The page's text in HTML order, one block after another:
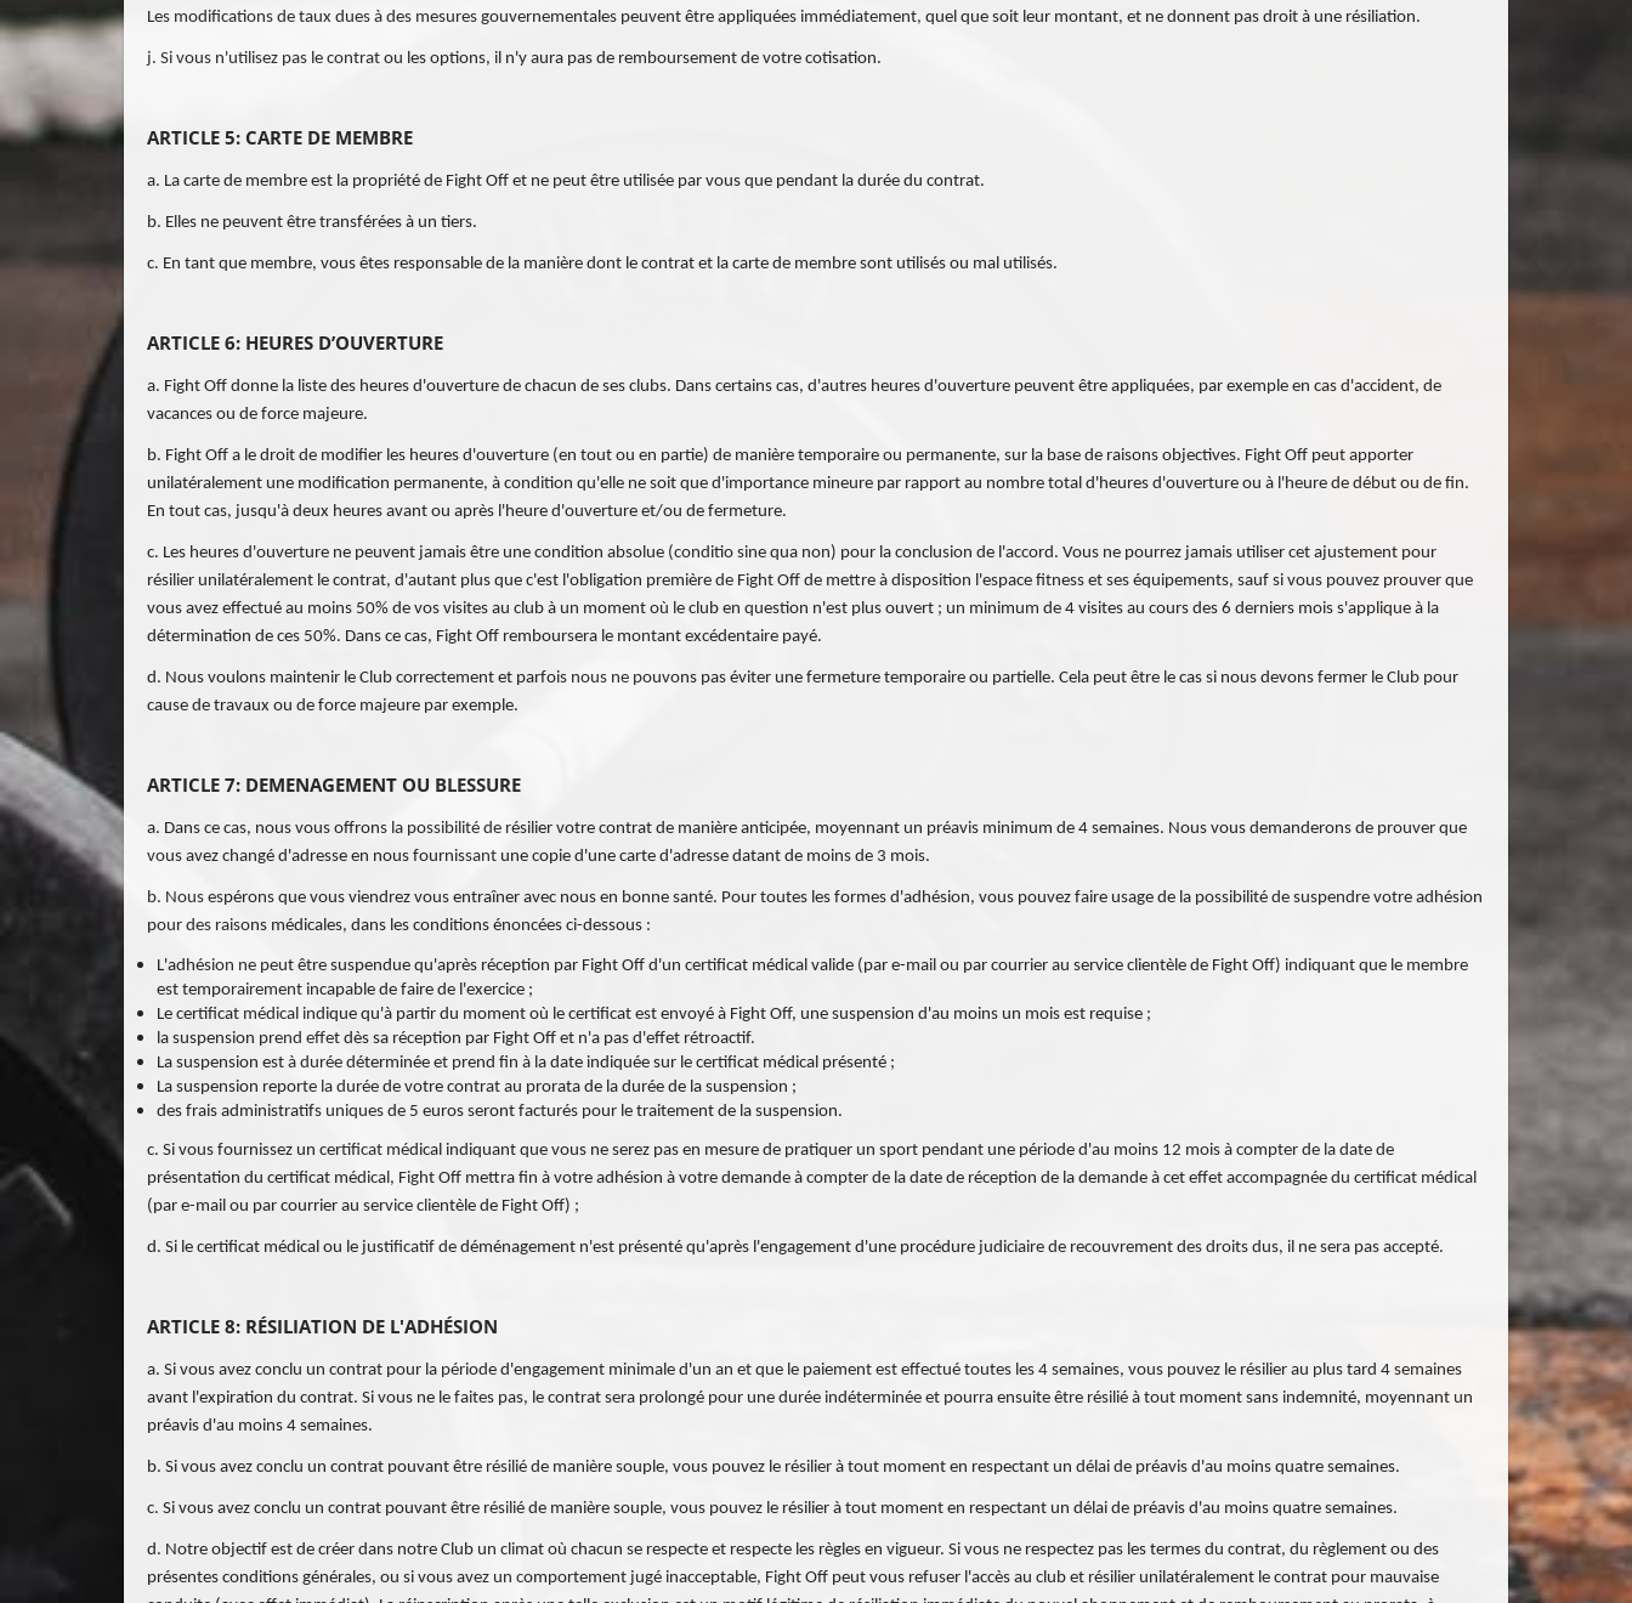
Les modifications de taux dues à des mesures gouvernementales peuvent être appliquées immédiatement, quel que soit leur montant, et ne donnent pas droit à une résiliation.
j. Si vous n'utilisez pas le contrat ou les options, il n'y aura pas de remboursement de votre cotisation.
ARTICLE 5: CARTE DE MEMBRE
a. La carte de membre est la propriété de Fight Off et ne peut être utilisée par vous que pendant la durée du contrat.
b. Elles ne peuvent être transférées à un tiers.
c. En tant que membre, vous êtes responsable de la manière dont le contrat et la carte de membre sont utilisés ou mal utilisés.
ARTICLE 6: HEURES D’OUVERTURE
a. Fight Off donne la liste des heures d'ouverture de chacun de ses clubs. Dans certains cas, d'autres heures d'ouverture peuvent être appliquées, par exemple en cas d'accident, de
vacances ou de force majeure.
b. Fight Off a le droit de modifier les heures d'ouverture (en tout ou en partie) de manière temporaire ou permanente, sur la base de raisons objectives. Fight Off peut apporter
unilatéralement une modification permanente, à condition qu'elle ne soit que d'importance mineure par rapport au nombre total d'heures d'ouverture ou à l'heure de début ou de fin.
En tout cas, jusqu'à deux heures avant ou après l'heure d'ouverture et/ou de fermeture.
c. Les heures d'ouverture ne peuvent jamais être une condition absolue (conditio sine qua non) pour la conclusion de l'accord. Vous ne pourrez jamais utiliser cet ajustement pour
résilier unilatéralement le contrat, d'autant plus que c'est l'obligation première de Fight Off de mettre à disposition l'espace fitness et ses équipements, sauf si vous pouvez prouver que
vous avez effectué au moins 50% de vos visites au club à un moment où le club en question n'est plus ouvert ; un minimum de 4 visites au cours des 6 derniers mois s'applique à la
détermination de ces 50%. Dans ce cas, Fight Off remboursera le montant excédentaire payé.
d. Nous voulons maintenir le Club correctement et parfois nous ne pouvons pas éviter une fermeture temporaire ou partielle. Cela peut être le cas si nous devons fermer le Club pour
cause de travaux ou de force majeure par exemple.
ARTICLE 7: DEMENAGEMENT OU BLESSURE
a. Dans ce cas, nous vous offrons la possibilité de résilier votre contrat de manière anticipée, moyennant un préavis minimum de 4 semaines. Nous vous demanderons de prouver que
vous avez changé d'adresse en nous fournissant une copie d'une carte d'adresse datant de moins de 3 mois.
b. Nous espérons que vous viendrez vous entraîner avec nous en bonne santé. Pour toutes les formes d'adhésion, vous pouvez faire usage de la possibilité de suspendre votre adhésion
pour des raisons médicales, dans les conditions énoncées ci-dessous :
L'adhésion ne peut être suspendue qu'après réception par Fight Off d'un certificat médical valide (par e-mail ou par courrier au service clientèle de Fight Off) indiquant que le membre
est temporairement incapable de faire de l'exercice ;
Le certificat médical indique qu'à partir du moment où le certificat est envoyé à Fight Off, une suspension d'au moins un mois est requise ;
la suspension prend effet dès sa réception par Fight Off et n'a pas d'effet rétroactif.
La suspension est à durée déterminée et prend fin à la date indiquée sur le certificat médical présenté ;
La suspension reporte la durée de votre contrat au prorata de la durée de la suspension ;
des frais administratifs uniques de 5 euros seront facturés pour le traitement de la suspension.
c. Si vous fournissez un certificat médical indiquant que vous ne serez pas en mesure de pratiquer un sport pendant une période d'au moins 12 mois à compter de la date de
présentation du certificat médical, Fight Off mettra fin à votre adhésion à votre demande à compter de la date de réception de la demande à cet effet accompagnée du certificat médical
(par e-mail ou par courrier au service clientèle de Fight Off) ;
d. Si le certificat médical ou le justificatif de déménagement n'est présenté qu'après l'engagement d'une procédure judiciaire de recouvrement des droits dus, il ne sera pas accepté.
ARTICLE 8: RÉSILIATION DE L'ADHÉSION
a. Si vous avez conclu un contrat pour la période d'engagement minimale d'un an et que le paiement est effectué toutes les 4 semaines, vous pouvez le résilier au plus tard 4 semaines
avant l'expiration du contrat. Si vous ne le faites pas, le contrat sera prolongé pour une durée indéterminée et pourra ensuite être résilié à tout moment sans indemnité, moyennant un
préavis d'au moins 4 semaines.
b. Si vous avez conclu un contrat pouvant être résilié de manière souple, vous pouvez le résilier à tout moment en respectant un délai de préavis d'au moins quatre semaines.
c. Si vous avez conclu un contrat pouvant être résilié de manière souple, vous pouvez le résilier à tout moment en respectant un délai de préavis d'au moins quatre semaines.
d. Notre objectif est de créer dans notre Club un climat où chacun se respecte et respecte les règles en vigueur. Si vous ne respectez pas les termes du contrat, du règlement ou des
présentes conditions générales, ou si vous avez un comportement jugé inacceptable, Fight Off peut vous refuser l'accès au club et résilier unilatéralement le contrat pour mauvaise